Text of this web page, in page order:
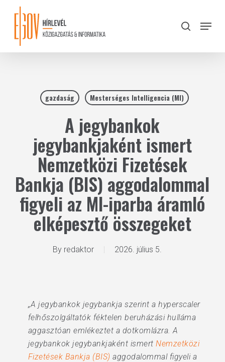
content
search
Menu
gazdaság Mesterséges Intelligencia (MI)
A jegybankok
jegybankjaként ismert
Nemzetközi Fizetések
Bankja (BIS) aggodalommal
figyeli az MI-iparba áramló
elképesztő összegeket
By redaktor 2026. július 5.
„A jegybankok jegybankja szerint a hyperscaler
felhőszolgáltatók féktelen beruházási hulláma
aggasztóan emlékeztet a dotkomlázra. A
jegybankok jegybankjaként ismertNemzetközi
Fizetések Bankja (BIS) aggodalommal figyeli a
Close